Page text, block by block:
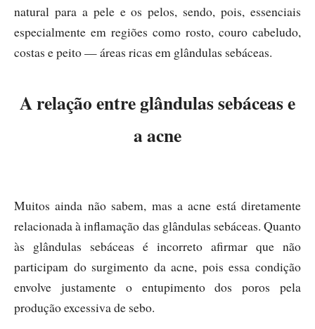
natural para a pele e os pelos, sendo, pois, essenciais
especialmente em regiões como rosto, couro cabeludo,
costas e peito — áreas ricas em glândulas sebáceas.
A relação entre glândulas sebáceas e
a acne
Muitos ainda não sabem, mas a acne está diretamente
relacionada à inflamação das glândulas sebáceas. Quanto
às glândulas sebáceas é incorreto afirmar que não
participam do surgimento da acne, pois essa condição
envolve justamente o entupimento dos poros pela
produção excessiva de sebo.